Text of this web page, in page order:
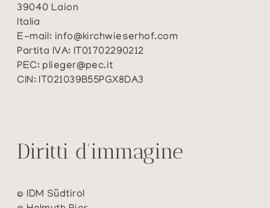
39040 Laion
Italia
E-mail: info@kirchwieserhof.com
Partita IVA: IT01702290212
PEC: plieger@pec.it
CIN: IT021039B55PGX8DA3
Diritti d'immagine
© IDM Südtirol